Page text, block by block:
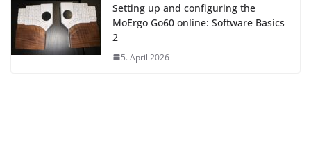
Setting up and configuring the
MoErgo Go60 online: Software Basics
2
5. April 2026